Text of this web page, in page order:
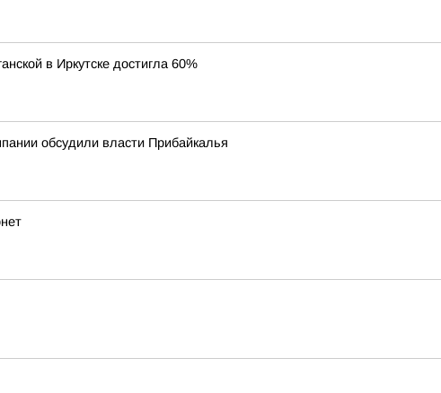
в Иркутске достигла 60%
обсудили власти Прибайкалья